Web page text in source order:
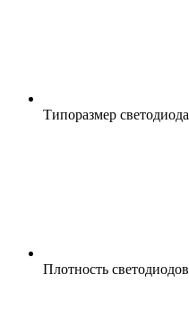
Типоразмер светодиода
Плотность светодиодов